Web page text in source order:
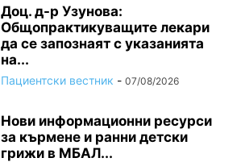
Доц. д-р Узунова:
Общопрактикуващите лекари
да се запознаят с указанията
на...
Пациентски вестник - 07/08/2026
Нови информационни ресурси
за кърмене и ранни детски
грижи в МБАЛ...